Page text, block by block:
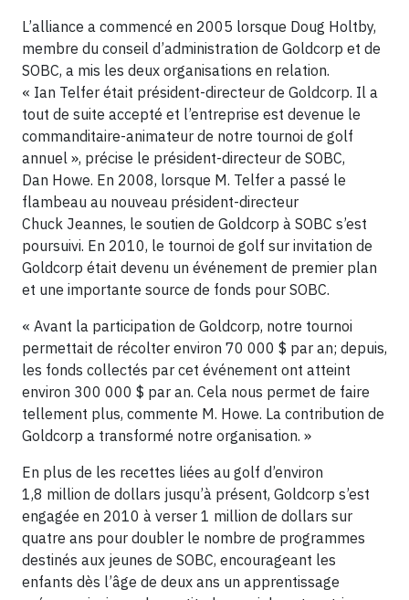
L’alliance a commencé en 2005 lorsque Doug Holtby,
membre du conseil d’administration de Goldcorp et de
SOBC, a mis les deux organisations en relation.
« Ian Telfer était président-directeur de Goldcorp. Il a
tout de suite accepté et l’entreprise est devenue le
commanditaire-animateur de notre tournoi de golf
annuel », précise le président-directeur de SOBC,
Dan Howe. En 2008, lorsque M. Telfer a passé le
flambeau au nouveau président-directeur
Chuck Jeannes, le soutien de Goldcorp à SOBC s’est
poursuivi. En 2010, le tournoi de golf sur invitation de
Goldcorp était devenu un événement de premier plan
et une importante source de fonds pour SOBC.
« Avant la participation de Goldcorp, notre tournoi
permettait de récolter environ 70 000 $ par an; depuis,
les fonds collectés par cet événement ont atteint
environ 300 000 $ par an. Cela nous permet de faire
tellement plus, commente M. Howe. La contribution de
Goldcorp a transformé notre organisation. »
En plus de les recettes liées au golf d’environ
1,8 million de dollars jusqu’à présent, Goldcorp s’est
engagée en 2010 à verser 1 million de dollars sur
quatre ans pour doubler le nombre de programmes
destinés aux jeunes de SOBC, encourageant les
enfants dès l’âge de deux ans un apprentissage